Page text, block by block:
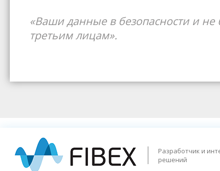
«Ваши данные в безопасности и не
третьим лицам».
Разработчик и
решений